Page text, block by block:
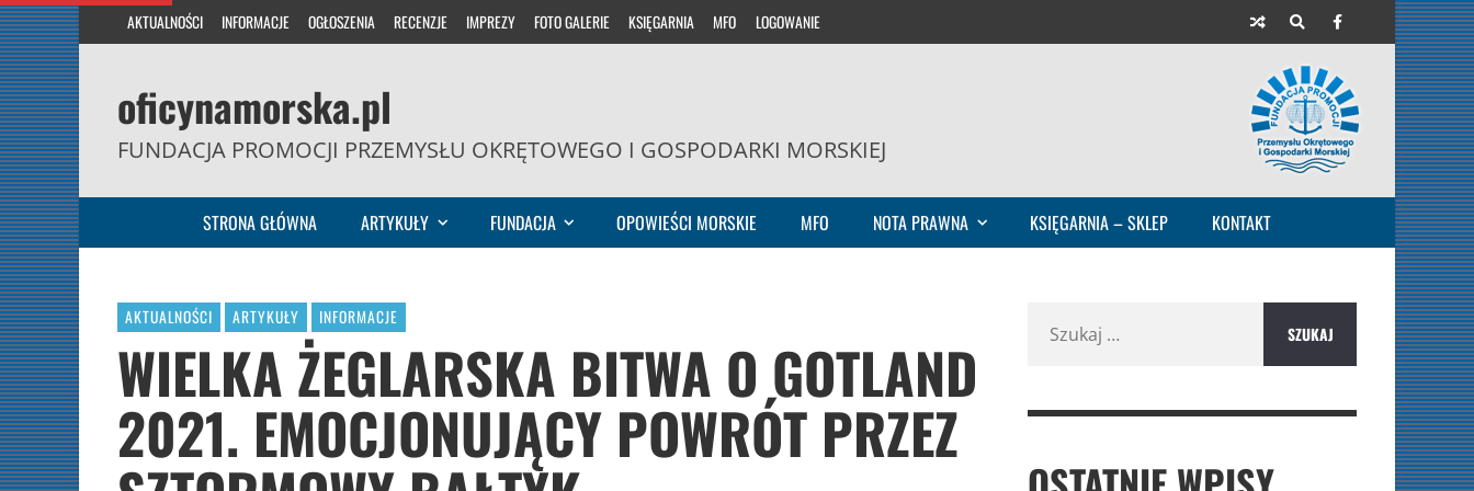
AKTUALNOŚCI INFORMACJE OGŁOSZENIA RECENZJE IMPREZY FOTO GALERIE KSIĘGARNIA MFO LOGOWANIE
oficynamorska.pl
FUNDACJA PROMOCJI PRZEMYSŁU OKRĘTOWEGO I GOSPODARKI MORSKIEJ
STRONA GŁÓWNA ARTYKUŁY FUNDACJA OPOWIEŚCI MORSKIE MFO NOTA PRAWNA KSIĘGARNIA – SKLEP KONTAKT
AKTUALNOŚCI ARTYKUŁY INFORMACJE
WIELKA ŻEGLARSKA BITWA O GOTLAND
2021. EMOCJONUJĄCY POWRÓT PRZEZ